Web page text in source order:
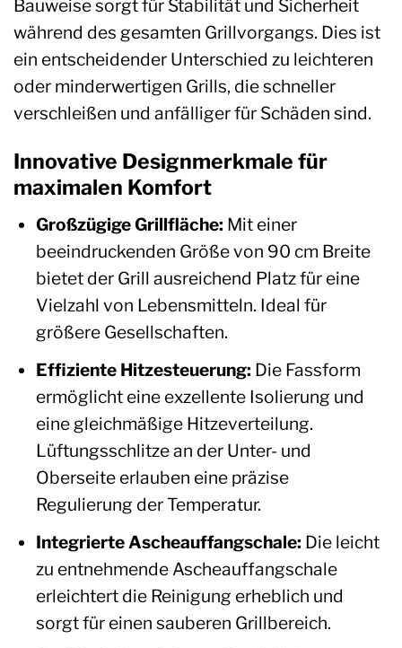
Bauweise sorgt für Stabilität und Sicherheit
während des gesamten Grillvorgangs. Dies ist
ein entscheidender Unterschied zu leichteren
oder minderwertigen Grills, die schneller
verschleißen und anfälliger für Schäden sind.
Innovative Designmerkmale für
maximalen Komfort
Großzügige Grillfläche: Mit einer
beeindruckenden Größe von 90 cm Breite
bietet der Grill ausreichend Platz für eine
Vielzahl von Lebensmitteln. Ideal für
größere Gesellschaften.
Effiziente Hitzesteuerung: Die Fassform
ermöglicht eine exzellente Isolierung und
eine gleichmäßige Hitzeverteilung.
Lüftungsschlitze an der Unter- und
Oberseite erlauben eine präzise
Regulierung der Temperatur.
Integrierte Ascheauffangschale: Die leicht
zu entnehmende Ascheauffangschale
erleichtert die Reinigung erheblich und
sorgt für einen sauberen Grillbereich.